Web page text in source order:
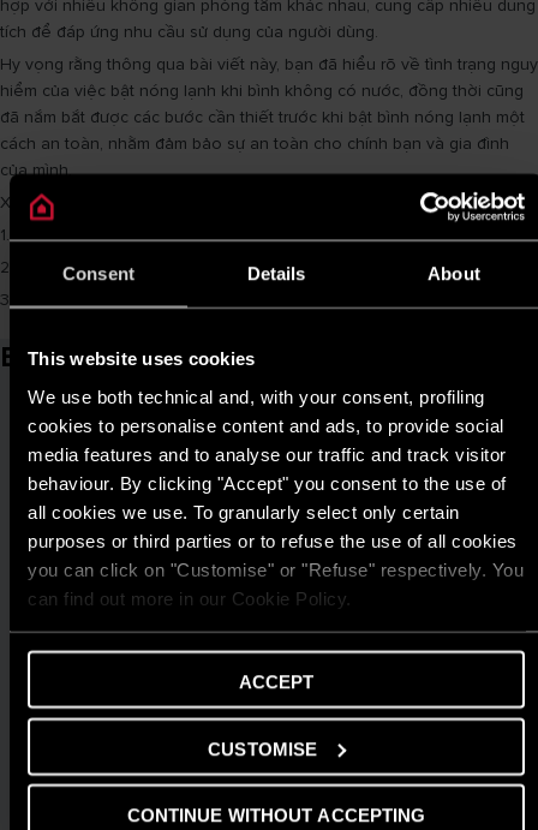
Consent Details About
This website uses cookies
We use both technical and, with your consent, profiling
cookies to personalise content and ads, to provide social
media features and to analyse our traffic and track visitor
behaviour. By clicking "Accept" you consent to the use of
all cookies we use. To granularly select only certain
purposes or third parties or to refuse the use of all cookies
you can click on "Customise" or "Refuse" respectively. You
can find out more in our Cookie Policy.
ACCEPT
CUSTOMISE
CONTINUE WITHOUT ACCEPTING
hợp với nhiều không gian phòng tắm khác nhau, cung cấp nhiều dung
tích để đáp ứng nhu cầu sử dụng của người dùng.
Hy vọng rằng thông qua bài viết này, bạn đã hiểu rõ về tình trạng nguy
hiểm của việc bật nóng lạnh khi bình không có nước, đồng thời cũng
đã nắm bắt được các bước cần thiết trước khi bật bình nóng lạnh một
cách an toàn, nhằm đảm bảo sự an toàn cho chính bạn và gia đình
của mình.
Xem thêm các bài viết khác:
1.Gia đình 1-3 thành viên chọn bình nước nóng loại nào tốt nhất
2.
Những lưu ý cần biết khi sửa bình nước nóng tại nhà
3.
Bài viết liên quan